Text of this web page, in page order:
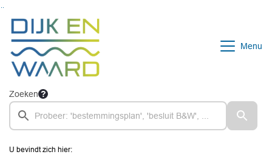
Menu
Zoeken
U bevindt zich hier: